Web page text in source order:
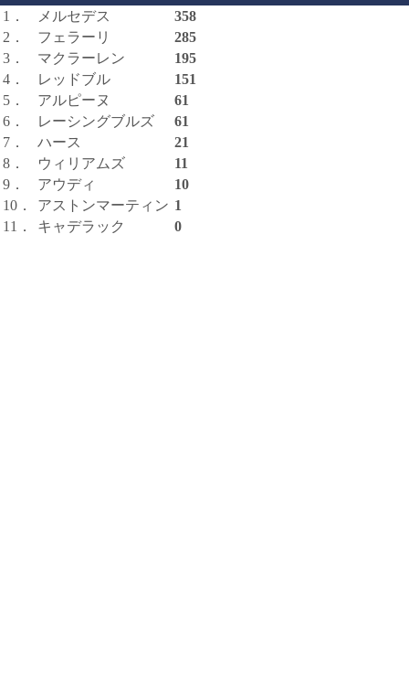
1． メルセデス
358
2．
フェラーリ
285
3．
マクラーレン
195
4．
レッドブル
151
5．
アルピーヌ
61
6．
レーシングブルズ
61
7．
ハース
21
8．
ウィリアムズ
11
9．
アウディ
10
10．
アストンマーティン 1
11．
キャデラック 0